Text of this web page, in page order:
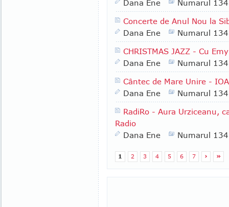
Dana Ene
Numarul
Concerte de Anul Nou la
Dana Ene
Numarul
CHRISTMAS JAZZ - Cu
Dana Ene
Numarul
Cântec de Mare Unire -
Dana Ene
Numarul
RadiRo - Aura Urziceanu,
Radio
Dana Ene
Numarul
1 2 3 4 5 6 7 › »